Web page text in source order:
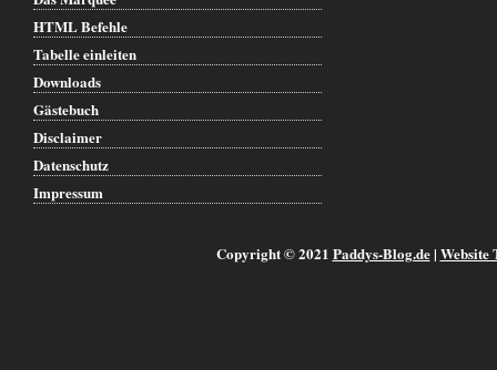
HTML Befehle
Tabelle einleiten
Downloads
Gästebuch
Disclaimer
Datenschutz
Impressum
Copyright © 2021 Paddys-Blog.de| Website